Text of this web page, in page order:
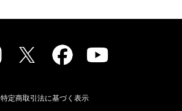
特定商取引法に基づく表示